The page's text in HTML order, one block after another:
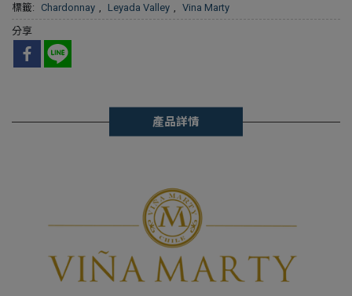
標籤: Chardonnay Leyada Valley
Vina Marty
分享
產品詳情